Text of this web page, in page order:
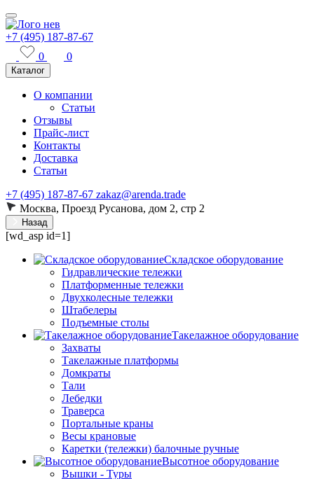
+7 (495) 187-87-67
0
0
Каталог
О компании
Статьи
Отзывы
Прайс-лист
Контакты
Доставка
Статьи
+7 (495) 187-87-67 zakaz@arenda.trade
Москва, Проезд Русанова, дом 2, стр 2
Назад
[wd_asp id=1]
Складское оборудование
Гидравлические тележки
Платформенные тележки
Двухколесные тележки
Штабелеры
Подъемные столы
Такелажное оборудование
Захваты
Такелажные платформы
Домкраты
Тали
Лебедки
Траверса
Портальные краны
Весы крановые
Каретки (тележки) балочные ручные
Высотное оборудование
Вышки - Туры